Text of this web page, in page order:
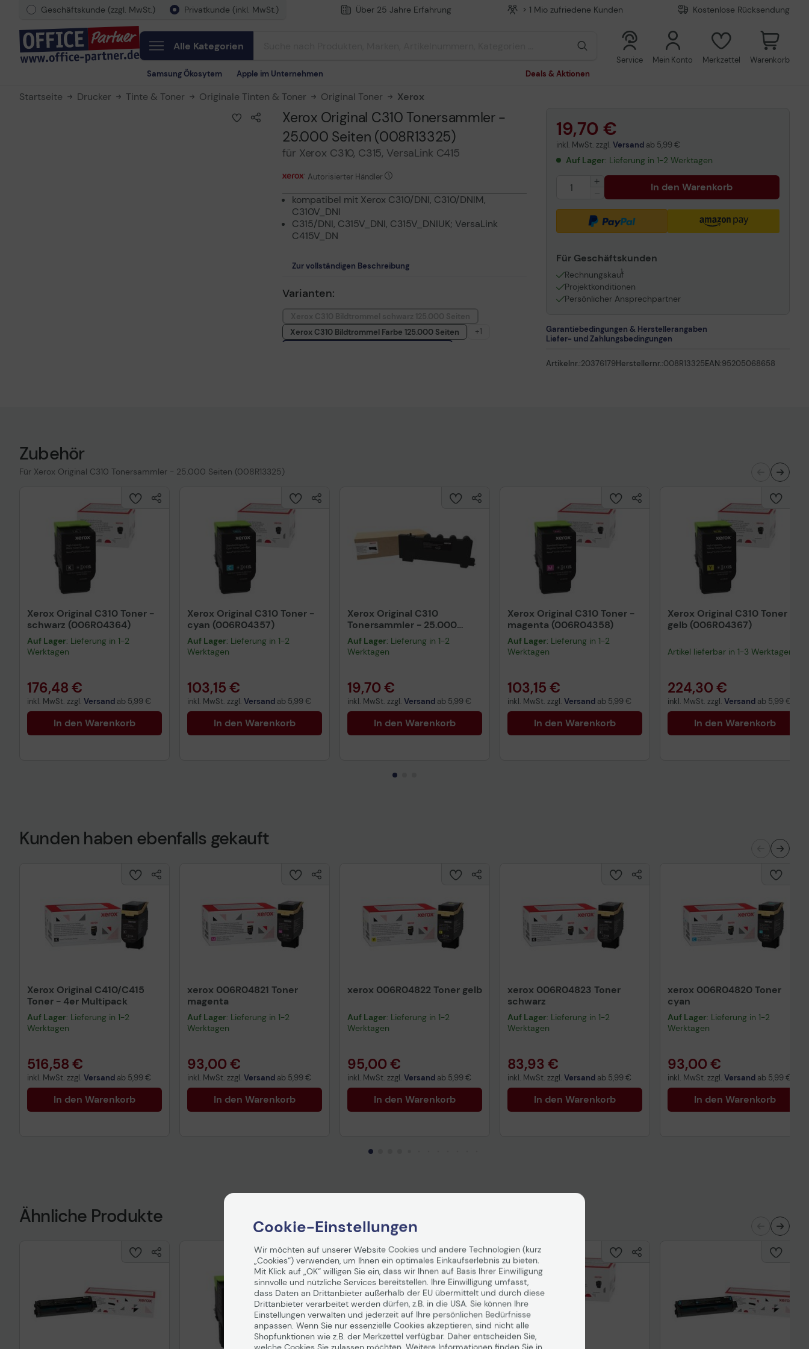
Geschäftskunde (zzgl. MwSt.) Privatkunde (inkl. MwSt.) Über 25 Jahre Erfahrung > 1 Mio zufriedene Kunden Kostenlose Rücksendung
Alle Kategorien
Samsung Ökosytem Apple im Unternehmen Deals & Aktionen
Service Mein Konto Merkzettel Warenkorb
Startseite Drucker Tinte & Toner Originale Tinten & Toner Original Toner Xerox
Xerox Original C310 Tonersammler -
25.000 Seiten (008R13325)
für Xerox C310, C315, VersaLink C415
Autorisierter Händler
kompatibel mit Xerox C310/DNI, C310/DNIM,
C310V_DNI
C315/DNI, C315V_DNI, C315V_DNIUK; VersaLink
C415V_DN
Zur vollständigen Beschreibung
Varianten:
Xerox C310 Bildtrommel Farbe 125.000 Seiten
+1
19,70 €
inkl. MwSt. zzgl. Versandab 5,99 €
Auf Lager: Lieferung in 1-2 Werktagen
In den Warenkorb
Für Geschäftskunden
Rechnungskauf
1
Projektkonditionen
Persönlicher Ansprechpartner
Garantiebedingungen & Herstellerangaben
Liefer- und Zahlungsbedingungen
Artikelnr.:20376179Herstellernr.:008R13325EAN:95205068658
Zubehör
Für Xerox Original C310 Tonersammler - 25.000 Seiten (008R13325)
Xerox Original C310 Toner -
schwarz (006R04364)
Auf Lager: Lieferung in 1-2
Werktagen
176,48 €
inkl. MwSt. zzgl. Versand ab 5,99 €
In den Warenkorb
Xerox Original C310 Toner -
cyan (006R04357)
Auf Lager: Lieferung in 1-2
Werktagen
103,15 €
inkl. MwSt. zzgl. Versand ab 5,99 €
In den Warenkorb
Xerox Original C310
Tonersammler - 25.000
Seiten (008R13325)
Auf Lager: Lieferung in 1-2
Werktagen
19,70 €
inkl. MwSt. zzgl. Versand ab 5,99 €
In den Warenkorb
Xerox Original C310 Toner -
magenta (006R04358)
Auf Lager: Lieferung in 1-2
Werktagen
103,15 €
inkl. MwSt. zzgl. Versand ab 5,99 €
In den Warenkorb
Xerox Original C310 Toner -
gelb (006R04367)
Artikel lieferbar in 1-3 Werktagen.
224,30 €
inkl. MwSt. zzgl. Versand ab 5,99 €
In den Warenkorb
Kunden haben ebenfalls gekauft
Xerox Original C410/C415
Toner - 4er Multipack
Auf Lager: Lieferung in 1-2
Werktagen
516,58 €
inkl. MwSt. zzgl. Versand ab 5,99 €
In den Warenkorb
xerox 006R04821 Toner
magenta
Auf Lager: Lieferung in 1-2
Werktagen
93,00 €
inkl. MwSt. zzgl. Versand ab 5,99 €
In den Warenkorb
xerox 006R04822 Toner gelb
Auf Lager: Lieferung in 1-2
Werktagen
95,00 €
inkl. MwSt. zzgl. Versand ab 5,99 €
In den Warenkorb
xerox 006R04823 Toner
schwarz
Auf Lager: Lieferung in 1-2
Werktagen
83,93 €
inkl. MwSt. zzgl. Versand ab 5,99 €
In den Warenkorb
xerox 006R04820 Toner
cyan
Auf Lager: Lieferung in 1-2
Werktagen
93,00 €
inkl. MwSt. zzgl. Versand ab 5,99 €
In den Warenkorb
Ähnliche Produkte Cookie-Einstellungen
Wir möchten auf unserer Website Cookies und andere Technologien (kurz
„Cookies“) verwenden, um Ihnen ein optimales Einkaufserlebnis zu bieten.
Mit Klick auf „OK“ willigen Sie ein, dass wir Ihnen auf Basis Ihrer Einwilligung
sinnvolle und nützliche Services bereitstellen. Ihre Einwilligung umfasst,
dass Daten an Drittanbieter außerhalb der EU übermittelt und durch diese
Drittanbieter verarbeitet werden dürfen, z.B. in die USA. Sie können Ihre
Einstellungen verwalten und jederzeit auf Ihre persönlichen Bedürfnisse
anpassen. Wenn Sie nur essenzielle Cookies akzeptieren, sind nicht alle
Shopfunktionen wie z.B. der Merkzettel verfügbar. Daher entscheiden Sie,